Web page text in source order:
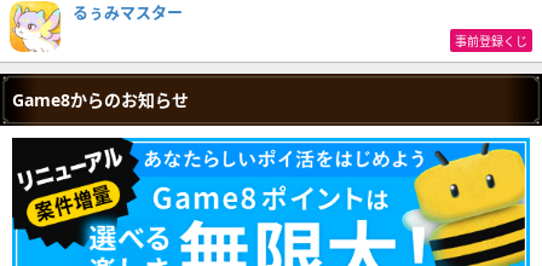
るぅみマスター
事前登録くじ
Game8からのお知らせ